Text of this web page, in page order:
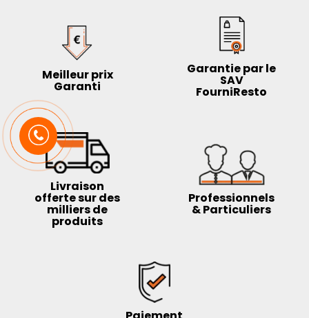
Meilleur prix
Garanti
Garantie par le
SAV
FourniResto
Livraison
offerte sur des
milliers de
produits
Professionnels
& Particuliers